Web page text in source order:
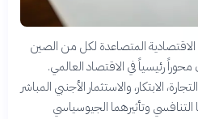
الاقتصادية المتصاعدة لكل من الصين
رئيسياً في الاقتصاد العالمي.
الابتكار، والاستثمار الأجنبي المباشر
وتأثيرهما الجيوسياسي